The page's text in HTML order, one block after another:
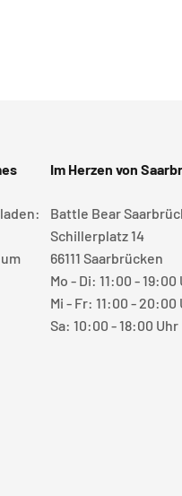
Im Herzen von
Battle Bear
Schillerplatz 14
66111 Saarbrücken
Mo - Di: 11:00 - 19:00
Mi - Fr: 11:00 - 20:00
Sa: 10:00 - 18:00 Uhr